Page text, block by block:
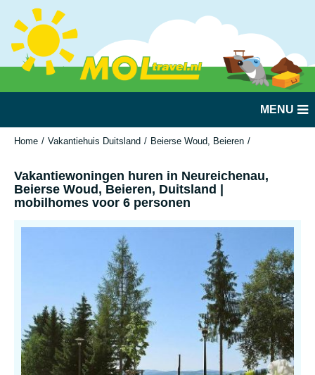
MENU
Home Vakantiehuis Duitsland Beierse Woud, Beieren
Vakantiewoningen huren in Neureichenau,
Beierse Woud, Beieren, Duitsland |
mobilhomes voor 6 personen